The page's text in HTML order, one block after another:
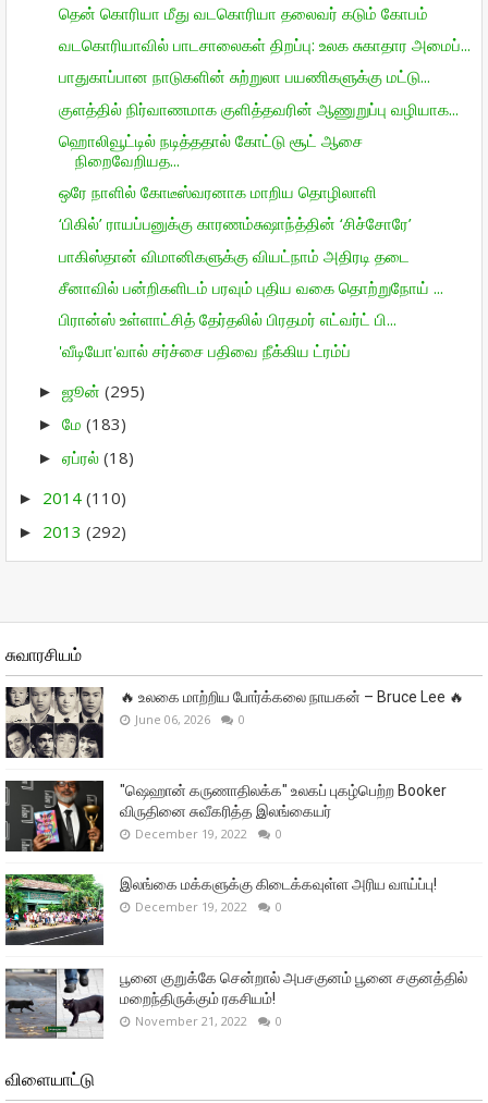
தென் கொரியா மீது வடகொரியா தலைவர் கடும் கோபம்
வடகொரியாவில் பாடசாலைகள் திறப்பு: உலக சுகாதார அமைப்...
பாதுகாப்பான நாடுகளின் சுற்றுலா பயணிகளுக்கு மட்டு...
குளத்தில் நிர்வாணமாக குளித்தவரின் ஆணுறுப்பு வழியாக...
ஹொலிவூட்டில் நடித்ததால் கோட்டு சூட் ஆசை
நிறைவேறியத...
ஒரே நாளில் கோடீஸ்வரனாக மாறிய தொழிலாளி
‘பிகில்’ ராயப்பனுக்கு காரணம்சுஷாந்த்தின் ‘சிச்சோரே’
பாகிஸ்தான் விமானிகளுக்கு வியட்நாம் அதிரடி தடை
சீனாவில் பன்றிகளிடம் பரவும் புதிய வகை தொற்றுநோய் ...
பிரான்ஸ் உள்ளாட்சித் தேர்தலில் பிரதமர் எட்வர்ட் பி...
'வீடியோ'வால் சர்ச்சை பதிவை நீக்கிய ட்ரம்ப்
► ஜூன் (295)
► மே (183)
► ஏப்ரல் (18)
► 2014 (110)
► 2013 (292)
சுவாரசியம்
🔥 உலகை மாற்றிய போர்க்கலை நாயகன் – Bruce Lee 🔥
June 06, 2026 0
"ஷெஹான் கருணாதிலக்க" உலகப் புகழ்பெற்ற Booker
விருதினை சுவீகரித்த இலங்கையர்
December 19, 2022 0
இலங்கை மக்களுக்கு கிடைக்கவுள்ள அரிய வாய்ப்பு!
December 19, 2022 0
பூனை குறுக்கே சென்றால் அபசகுனம் பூனை சகுனத்தில்
மறைந்திருக்கும் ரகசியம்!
November 21, 2022 0
விளையாட்டு